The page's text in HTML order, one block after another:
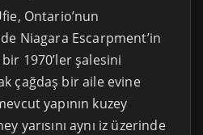
Ontario’nun
Niagara Escarpment’in
1970’ler şalesini
çağdaş bir aile evine
yapının kuzey
yarısını aynı iz üzerinde